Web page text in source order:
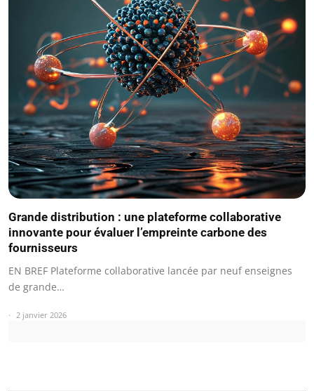
Grande distribution : une plateforme collaborative
innovante pour évaluer l’empreinte carbone des
fournisseurs
EN BREF Plateforme collaborative lancée par neuf enseignes
de grande…
2 janvier 2026